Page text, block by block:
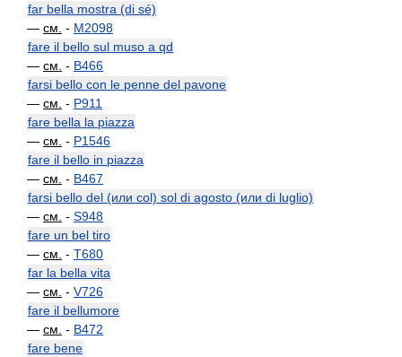
far bella mostra (di sé)
— см. - M2098
fare il bello sul muso a qd
— см. - B466
farsi bello con le penne del pavone
— см. - P911
fare bella la piazza
— см. - P1546
fare il bello in piazza
— см. - B467
farsi bello del (или col) sol di agosto (или di luglio)
— см. - S948
fare un bel tiro
— см. - T680
far la bella vita
— см. - V726
fare il bellumore
— см. - B472
fare bene